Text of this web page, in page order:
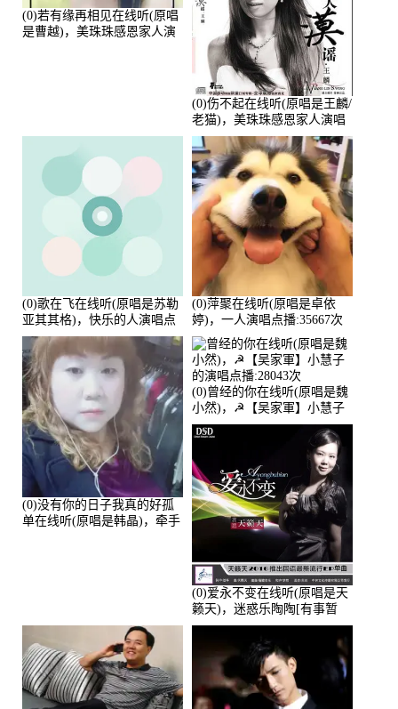
(0)若有缘再相见在线听(原唱
是曹越)，美珠珠感恩家人演
(0)伤不起在线听(原唱是王麟/
老猫)，美珠珠感恩家人演唱
点播:80218次
(0)歌在飞在线听(原唱是苏勒
亚其其格)，快乐的人演唱点
播:36次
(0)萍聚在线听(原唱是卓依
婷)，一人演唱点播:35667次
(0)没有你的日子我真的好孤
单在线听(原唱是韩晶)，牵手
(0)曾经的你在线听(原唱是魏
小然)，☭【吴家軍】小慧子
的演唱点播:28043次
(0)爱永不变在线听(原唱是天
籁天)，迷惑乐陶陶[有事暂
离]演唱点播:27678次